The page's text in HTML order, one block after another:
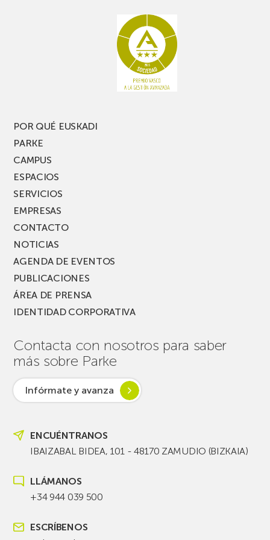
PARKEA
MUSIK
POR QUÉ EUSKADI
PARKE
CAMPUS
ESPACIOS
SERVICIOS
EMPRESAS
CONTACTO
NOTICIAS
AGENDA DE EVENTOS
PUBLICACIONES
ÁREA DE PRENSA
IDENTIDAD CORPORATIVA
Contacta con nosotros para saber
más sobre Parke
Infórmate y avanza
ENCUÉNTRANOS
IBAIZABAL BIDEA, 101 - 48170 ZAMUDIO (BIZKAIA)
LLÁMANOS
+34 944 039 500
ESCRÍBENOS